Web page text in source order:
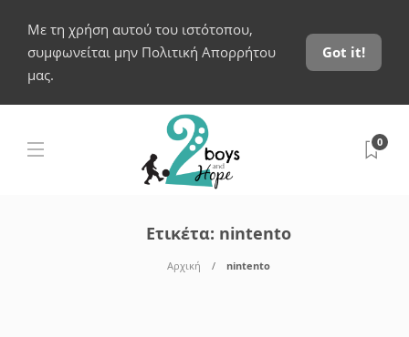
Με τη χρήση αυτού του ιστότοπου,
συμφωνείται μην Πολιτική Απορρήτου
μας.
Got it!
0
Ετικέτα: nintento
Αρχική nintento